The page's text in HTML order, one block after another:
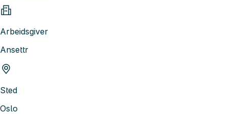
Arbeidsgiver
Ansettr
Sted
Oslo